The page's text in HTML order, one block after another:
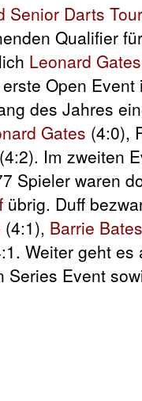
Senior Darts Tour
Qualifier
Leonard Gates
Open Event
des Jahres
Gates (4:0),
Im zweiten
Spieler waren
übrig. Duff
(4:1), Barrie Bates
Weiter geht es
Event